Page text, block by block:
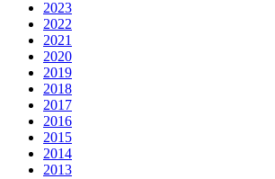
2023
2022
2021
2020
2019
2018
2017
2016
2015
2014
2013